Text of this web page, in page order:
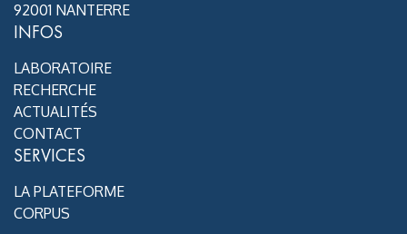
92001 NANTERRE
INFOS
LABORATOIRE
RECHERCHE
ACTUALITÉS
CONTACT
SERVICES
LA PLATEFORME
CORPUS